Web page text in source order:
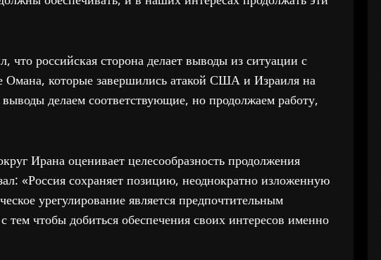
что российская сторона делает выводы из ситуации с
которые завершились атакой США и Израиля на
делаем соответствующие, но продолжаем работу,
Ирана оценивает целесообразность продолжения
«Россия сохраняет позицию, неоднократно изложенную
урегулирование является предпочтительным
тем чтобы добиться обеспечения своих интересов именно